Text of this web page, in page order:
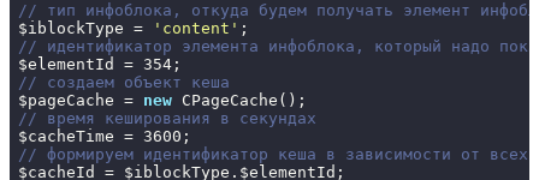
// тип инфоблока, откуда будем получать элемент
$iblockType =
'content'
// идентификатор элемента инфоблока, который надо
$elementId = 354
// создаем объект кеша
$pageCache = new
// время кеширования в секундах
$cacheTime = 3600
// формируем идентификатор кеша в зависимости от всех